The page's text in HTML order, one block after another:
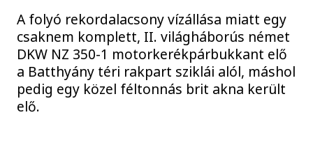
A folyó rekordalacsony vízállása miatt egy
csaknem komplett, II. világháborús német
DKW NZ 350-1 motorkerékpárbukkant elő
a Batthyány téri rakpart sziklái alól, máshol
pedig egy közel féltonnás brit akna került
elő.